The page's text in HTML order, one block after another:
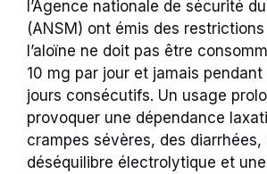
l’Agence nationale de sécurité
(ANSM) ont émis des
l’aloïne ne doit pas être
10 mg par jour et jamais pendant
jours consécutifs. Un usage
provoquer une dépendance
crampes sévères, des diarrhées,
déséquilibre électrolytique et